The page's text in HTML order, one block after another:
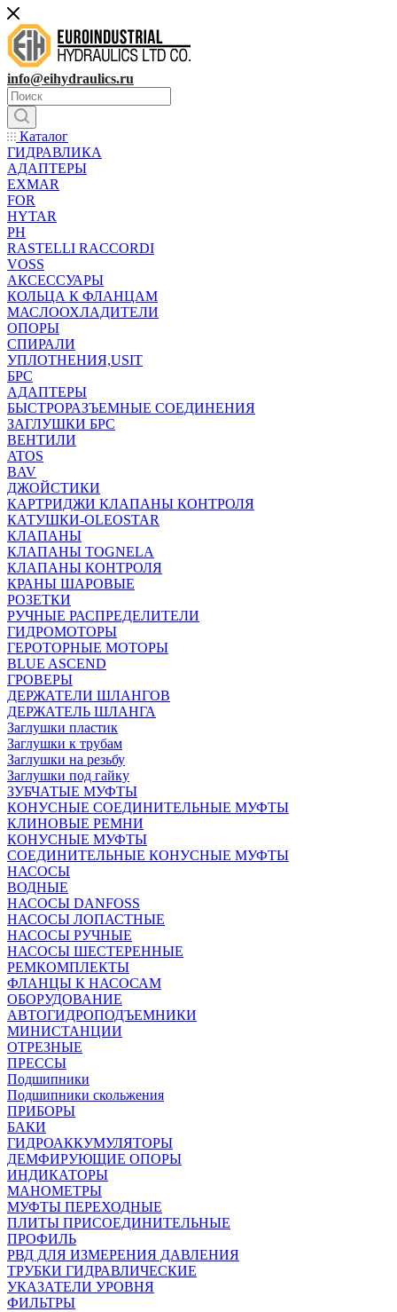
info@eihydraulics.ru
Каталог
ГИДРАВЛИКА
АДАПТЕРЫ
EXMAR
FOR
HYTAR
PH
RASTELLI RACCORDI
VOSS
АКСЕССУАРЫ
КОЛЬЦА К ФЛАНЦАМ
МАСЛООХЛАДИТЕЛИ
ОПОРЫ
СПИРАЛИ
УПЛОТНЕНИЯ,USIT
БРС
АДАПТЕРЫ
БЫСТРОРАЗЪЕМНЫЕ СОЕДИНЕНИЯ
ЗАГЛУШКИ БРС
ВЕНТИЛИ
ATOS
BAV
ДЖОЙСТИКИ
КАРТРИДЖИ КЛАПАНЫ КОНТРОЛЯ
КАТУШКИ-OLEOSTAR
КЛАПАНЫ
КЛАПАНЫ TOGNELA
КЛАПАНЫ КОНТРОЛЯ
КРАНЫ ШАРОВЫЕ
РОЗЕТКИ
РУЧНЫЕ РАСПРЕДЕЛИТЕЛИ
ГИДРОМОТОРЫ
ГЕРОТОРНЫЕ МОТОРЫ
BLUE ASCEND
ГРОВЕРЫ
ДЕРЖАТЕЛИ ШЛАНГОВ
ДЕРЖАТЕЛЬ ШЛАНГА
Заглушки пластик
Заглушки к трубам
Заглушки на резьбу
Заглушки под гайку
ЗУБЧАТЫЕ МУФТЫ
КОНУСНЫЕ СОЕДИНИТЕЛЬНЫЕ МУФТЫ
КЛИНОВЫЕ РЕМНИ
КОНУСНЫЕ МУФТЫ
СОЕДИНИТЕЛЬНЫЕ КОНУСНЫЕ МУФТЫ
НАСОСЫ
ВОДНЫЕ
НАСОСЫ DANFOSS
НАСОСЫ ЛОПАСТНЫЕ
НАСОСЫ РУЧНЫЕ
НАСОСЫ ШЕСТЕРЕННЫЕ
РЕМКОМПЛЕКТЫ
ФЛАНЦЫ К НАСОСАМ
ОБОРУДОВАНИЕ
АВТОГИДРОПОДЪЕМНИКИ
МИНИСТАНЦИИ
ОТРЕЗНЫЕ
ПРЕССЫ
Подшипники
Подшипники скольжения
ПРИБОРЫ
БАКИ
ГИДРОАККУМУЛЯТОРЫ
ДЕМФИРУЮЩИЕ ОПОРЫ
ИНДИКАТОРЫ
МАНОМЕТРЫ
МУФТЫ ПЕРЕХОДНЫЕ
ПЛИТЫ ПРИСОЕДИНИТЕЛЬНЫЕ
ПРОФИЛЬ
РВД ДЛЯ ИЗМЕРЕНИЯ ДАВЛЕНИЯ
ТРУБКИ ГИДРАВЛИЧЕСКИЕ
УКАЗАТЕЛИ УРОВНЯ
ФИЛЬТРЫ